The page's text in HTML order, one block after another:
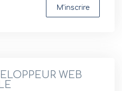
M'inscrire
WEB